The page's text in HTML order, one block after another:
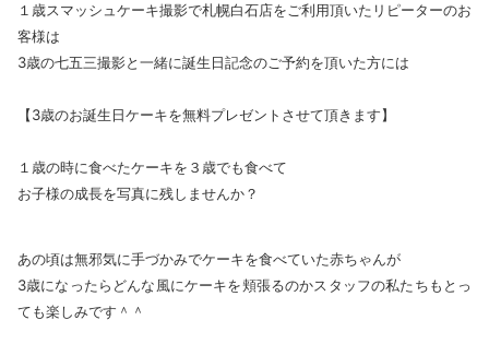
１歳スマッシュケーキ撮影で札幌白石店をご利用頂いたリピーターのお
客様は
3歳の七五三撮影と一緒に誕生日記念のご予約を頂いた方には
【3歳のお誕生日ケーキを無料プレゼントさせて頂きます】
１歳の時に食べたケーキを３歳でも食べて
お子様の成長を写真に残しませんか？
あの頃は無邪気に手づかみでケーキを食べていた赤ちゃんが
3歳になったらどんな風にケーキを頬張るのかスタッフの私たちもとっ
ても楽しみです＾＾